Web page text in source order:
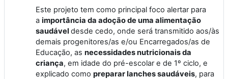
Este projeto tem como principal foco alertar para
a importância da adoção de uma alimentação
saudável desde cedo, onde será transmitido aos/às
demais progenitores/as e/ou Encarregados/as de
Educação, as necessidades nutricionais da
criança, em idade do pré-escolar e de 1º ciclo, e
explicado como preparar lanches saudáveis, para